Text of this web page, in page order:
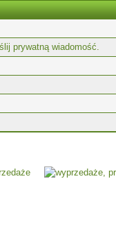
prywatną wiadomość.